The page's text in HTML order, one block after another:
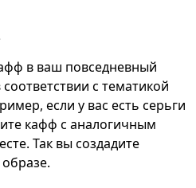
в ваш повседневный
с тематикой
если у вас есть серьги
кафф с аналогичным
Так вы создадите